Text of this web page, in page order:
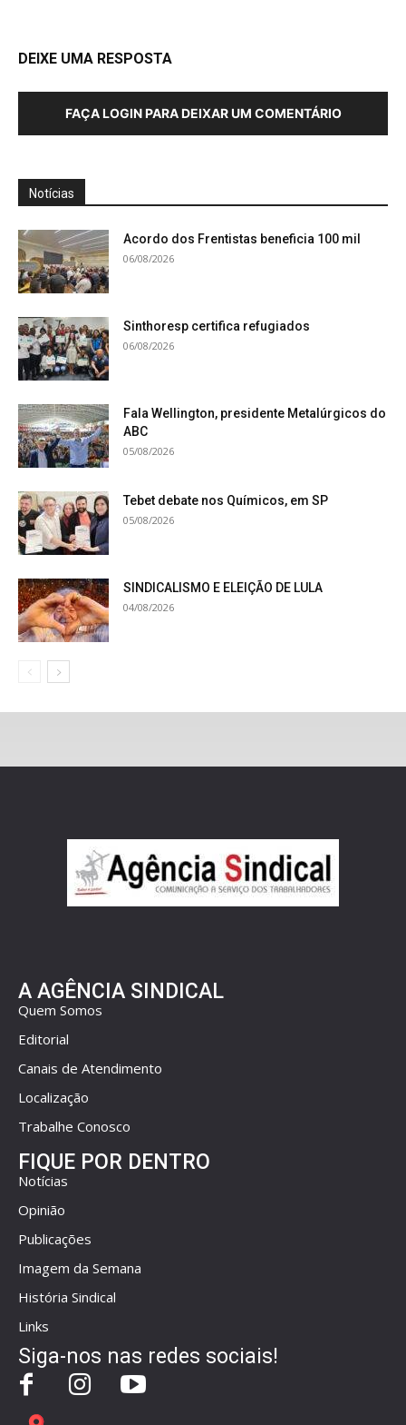
DEIXE UMA RESPOSTA
FAÇA LOGIN PARA DEIXAR UM COMENTÁRIO
Notícias
Acordo dos Frentistas beneficia 100 mil
06/08/2026
Sinthoresp certifica refugiados
06/08/2026
Fala Wellington, presidente Metalúrgicos do
ABC
05/08/2026
Tebet debate nos Químicos, em SP
05/08/2026
SINDICALISMO E ELEIÇÃO DE LULA
04/08/2026
A AGÊNCIA SINDICAL
Quem Somos
Editorial
Canais de Atendimento
Localização
Trabalhe Conosco
FIQUE POR DENTRO
Notícias
Opinião
Publicações
Imagem da Semana
História Sindical
Links
Siga-nos nas redes sociais!